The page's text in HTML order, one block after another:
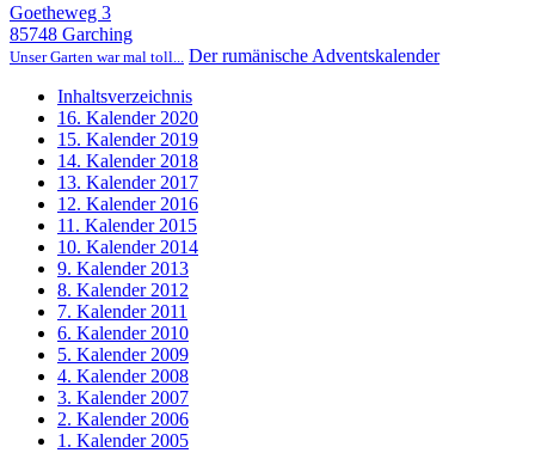
Goetheweg 3
85748 Garching
Unser Garten war mal toll... Der rumänische Adventskalender
Inhaltsverzeichnis
16. Kalender 2020
15. Kalender 2019
14. Kalender 2018
13. Kalender 2017
12. Kalender 2016
11. Kalender 2015
10. Kalender 2014
9. Kalender 2013
8. Kalender 2012
7. Kalender 2011
6. Kalender 2010
5. Kalender 2009
4. Kalender 2008
3. Kalender 2007
2. Kalender 2006
1. Kalender 2005